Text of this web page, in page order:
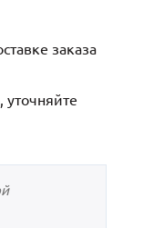
заказа
уточняйте